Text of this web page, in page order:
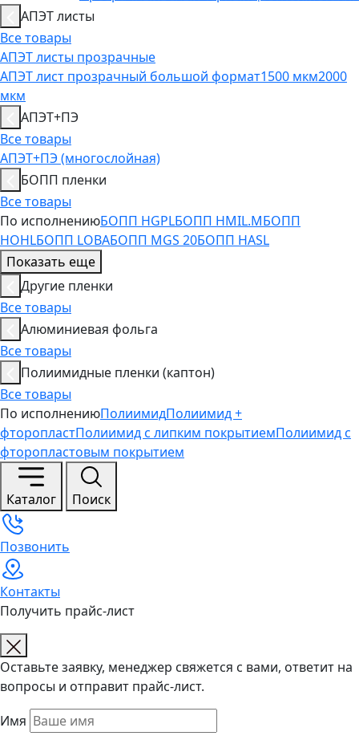
АПЭТ листы
Все товары
АПЭТ листы прозрачные
АПЭТ лист прозрачный большой формат1500 мкм2000
мкм
АПЭТ+ПЭ
Все товары
АПЭТ+ПЭ (многослойная)
БОПП пленки
Все товары
По исполнениюБОПП HGPLБОПП HMIL.MБОПП
HOHLБОПП LOBAБОПП MGS 20БОПП HASL
Показать еще
Другие пленки
Все товары
Алюминиевая фольга
Все товары
Полиимидные пленки (каптон)
Все товары
По исполнениюПолиимидПолиимид +
фторопластПолиимид с липким покрытиемПолиимид с
фторопластовым покрытием
Каталог Поиск
Позвонить
Контакты
Получить прайс-лист
Оставьте заявку, менеджер свяжется с вами, ответит на
вопросы и отправит прайс-лист.
Имя